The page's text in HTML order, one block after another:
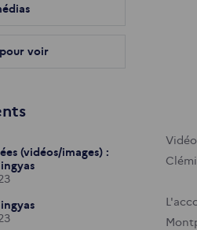
voir
(vidéos/images) :